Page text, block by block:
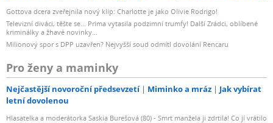
Gottova dcera zveřejnila nový klip: Charlotte je jako Olivie Rodrigo!
Televizní diváci, těšte se... Prima vytasila podzimní trumfy! Další Zrádci, oblíbené
kriminálky a žhavé novinky...
Milionový spor s DPP uzavřen? Nejvyšší soud odmítl dovolání Rencaru
Pro ženy a maminky
Nejčastější novoroční předsevzetí Miminko a mráz
Jak vybírat
letní dovolenou
Hlasatelka a moderátorka Saskia Burešová (80) - Smrt manžela ji zdrtila! Co jí vrátilo